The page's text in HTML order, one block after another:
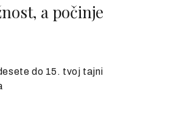
a počinje
do 15. tvoj tajni